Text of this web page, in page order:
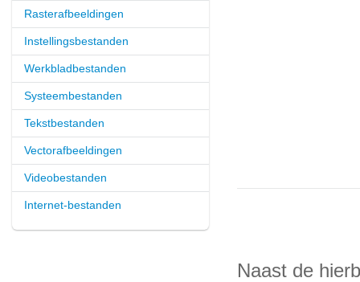
Rasterafbeeldingen
Instellingsbestanden
Werkbladbestanden
Systeembestanden
Tekstbestanden
Vectorafbeeldingen
Videobestanden
Internet-bestanden
Naast de